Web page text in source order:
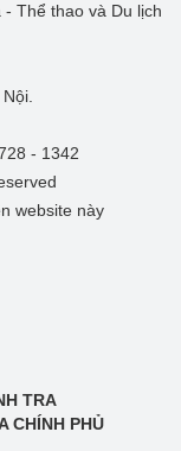
Thể thao và Du lịch
- 1342
website này
TRA
CHÍNH PHỦ